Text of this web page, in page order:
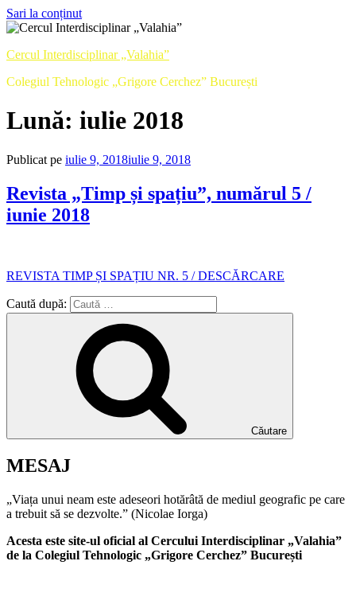
Sari la conținut
Cercul Interdisciplinar „Valahia”
Colegiul Tehnologic „Grigore Cerchez” București
Lună: iulie 2018
Publicat pe iulie 9, 2018iulie 9, 2018
Revista „Timp și spațiu”, numărul 5 /
iunie 2018
REVISTA TIMP ȘI SPAȚIU NR. 5 / DESCĂRCARE
Caută după:
Căutare
MESAJ
„Viața unui neam este adeseori hotărâtă de mediul geografic pe care
a trebuit să se dezvolte.” (Nicolae Iorga)
Acesta este site-ul oficial al Cercului Interdisciplinar „Valahia”
de la Colegiul Tehnologic „Grigore Cerchez” București